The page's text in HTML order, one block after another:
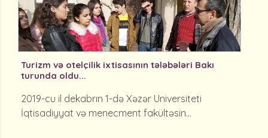
Turizm və otelçilik ixtisasının tələbələri Bakı
turunda oldu...
2019-cu il dekabrın 1-də Xəzər Universiteti
İqtisadiyyat və menecment fakültəsin...